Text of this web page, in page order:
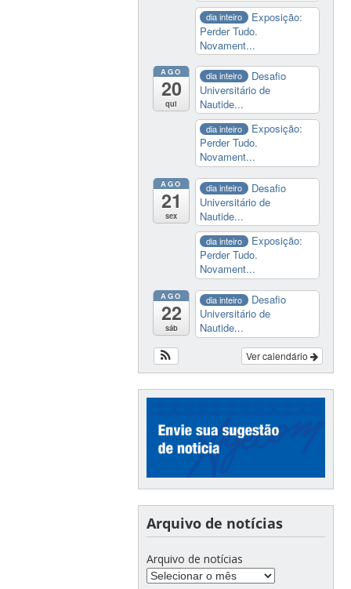
dia inteiro
Exposição:
Perder Tudo.
Novament...
AGO
20
qui
dia inteiro
Desafio
Universitário de
Nautide...
dia inteiro
Exposição:
Perder Tudo.
Novament...
AGO
21
sex
dia inteiro
Desafio
Universitário de
Nautide...
dia inteiro
Exposição:
Perder Tudo.
Novament...
AGO
22
sáb
dia inteiro
Desafio
Universitário de
Nautide...
Ver calendário
Arquivo de notícias
Arquivo de notícias